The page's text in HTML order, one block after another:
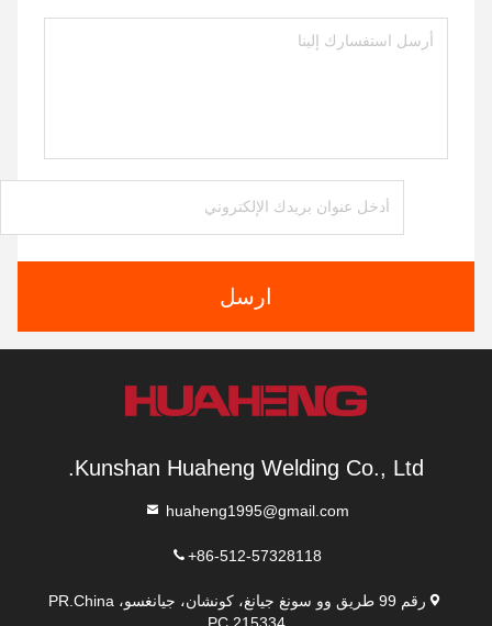
ارسل
Kunshan Huaheng Welding Co., Ltd.
huaheng1995@gmail.com
+86-512-57328118
رقم 99 طريق وو سونغ جيانغ، كونشان، جيانغسو، PR.China